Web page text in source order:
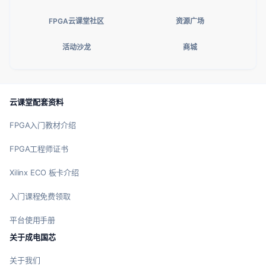
FPGA云课堂社区 资源广场
活动沙龙 商城
云课堂配套资料
FPGA入门教材介绍
FPGA工程师证书
Xilinx ECO 板卡介绍
入门课程免费领取
平台使用手册
关于成电国芯
关于我们